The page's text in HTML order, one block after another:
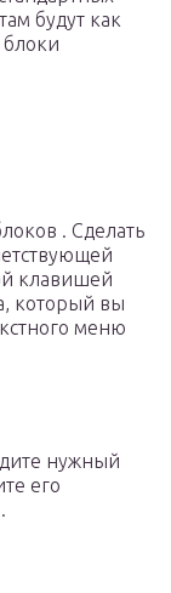
будут как
. Сделать
клавишей
который вы
меню
нужный
его